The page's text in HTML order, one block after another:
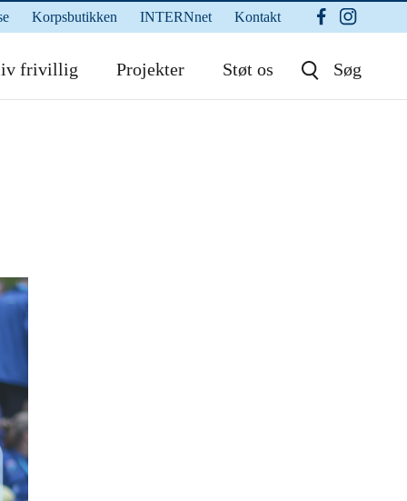
Korpsbutikken INTERNnet Kontakt
Søg
frivillig Projekter Støt os